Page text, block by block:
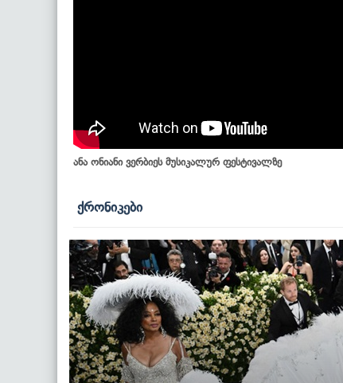
ანა ონიანი ვერბიეს მუსიკალურ ფესტივალზე
ქრონიკები